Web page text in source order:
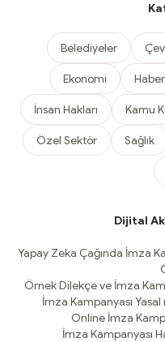
Belediyeler
Ekonomi
İnsan Hakları Kamu
Özel Sektör Sağlık
Dijital
Yapay Zeka Çağında İmza
Örnek Dilekçe ve İmza
İmza Kampanyası Yasal
Online İmza
İmza Kampanyası